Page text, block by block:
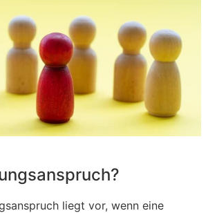
liegt vor, wenn eine